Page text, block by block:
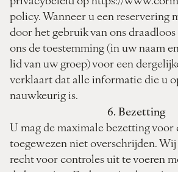
policy. Wanneer u een reservering
door het gebruik van ons
ons de toestemming (in uw naam
lid van uw groep) voor een
verklaart dat alle informatie die u
nauwkeurig is.
6. Bezetting
U mag de maximale bezetting voor
toegewezen niet overschrijden.
recht voor controles uit te voeren